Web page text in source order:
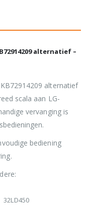
alternatief –
alternatief
scala aan LG-
vervanging is
bediening
32LD450